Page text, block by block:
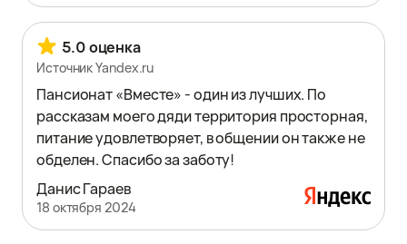
5.0 оценка
Источник Yandex.ru
Пансионат «Вместе» - один из лучших. По
рассказам моего дяди территория просторная,
питание удовлетворяет, в общении он также не
обделен. Спасибо за заботу!
Данис Гараев
18 октября 2024